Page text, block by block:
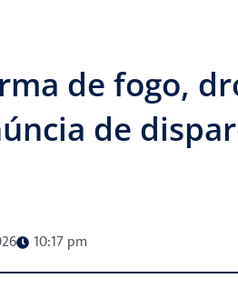
de fogo,
de
10:17 pm